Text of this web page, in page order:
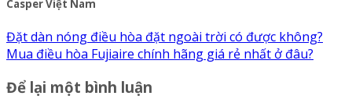
Casper Việt Nam
Đặt dàn nóng điều hòa đặt ngoài trời có được không?
Mua điều hòa Fujiaire chính hãng giá rẻ nhất ở đâu?
Để lại một bình luận